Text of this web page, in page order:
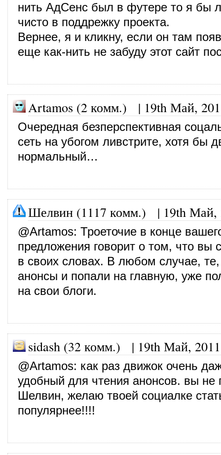
нить АдСенс был в футере то я бы
чисто в поддрежку проекта.
Вернее, я и кликну, если он там
еще как-нить не забуду этот сайт
Artamos (2 комм.) | 19th Май,
Очередная безперспективная
сеть на убогом ливстрите, хотя бы
нормальный…
Шелвин (1117 комм.) | 19th Май,
@Artamos: Троеточие в конце
предложения говорит о том, что вы
в своих словах. В любом случае,
анонсы и попали на главную, уже
на свои блоги.
sidash (32 комм.) | 19th Май, 2011
@Artamos: как раз движок очень
удобный для чтения анонсов. вы не
Шелвин, желаю твоей социалке
популярнее!!!!